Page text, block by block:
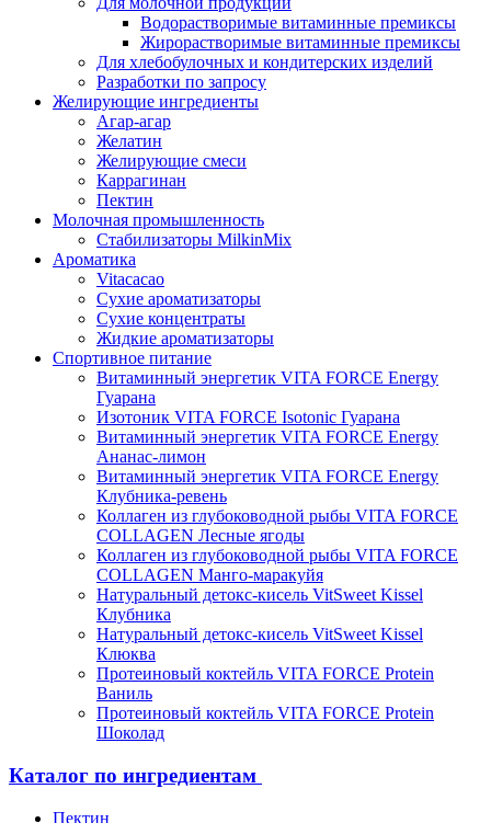
Водорастворимые витаминные премиксы
Жирорастворимые витаминные премиксы
Для хлебобулочных и кондитерских изделий
Разработки по запросу
Желирующие ингредиенты
Агар-агар
Желатин
Желирующие смеси
Каррагинан
Пектин
Молочная промышленность
Стабилизаторы MilkinMix
Ароматика
Vitacacao
Сухие ароматизаторы
Сухие концентраты
Жидкие ароматизаторы
Спортивное питание
Витаминный энергетик VITA FORCE Energy
Гуарана
Изотоник VITA FORCE Isotonic Гуарана
Витаминный энергетик VITA FORCE Energy
Ананас-лимон
Витаминный энергетик VITA FORCE Energy
Клубника-ревень
Коллаген из глубоководной рыбы VITA FORCE
COLLAGEN Лесные ягоды
Коллаген из глубоководной рыбы VITA FORCE
COLLAGEN Манго-маракуйя
Натуральный детокс-кисель VitSweet Kissel
Клубника
Натуральный детокс-кисель VitSweet Kissel
Клюква
Протеиновый коктейль VITA FORCE Protein
Ваниль
Протеиновый коктейль VITA FORCE Protein
Шоколад
Каталог по ингредиентам
Пектин